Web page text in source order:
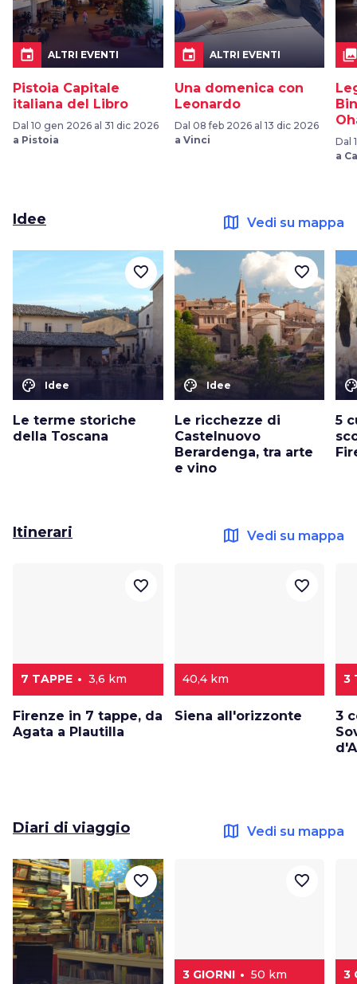
event ALTRI EVENTI
Pistoia Capitale
italiana del Libro
Dal 10 gen 2026 al 31 dic 2026
a Pistoia
event ALTRI EVENTI
Una domenica con
Leonardo
Dal 08 feb 2026 al 13 dic 2026
a Vinci
Dal
a
Idee map Vedi su mappa
color_lens Idee
Le terme storiche
della Toscana
favorite_border
color_lens Idee
Le ricchezze di
Castelnuovo
Berardenga, tra arte
e vino
favorite_border
5
Itinerari map Vedi su mappa
7 TAPPE 3,6 km
Firenze in 7 tappe, da
Agata a Plautilla
favorite_border
40,4 km
Siena all'orizzonte
favorite_border
3
3
Diari di viaggio map Vedi su mappa
favorite_border
3 GIORNI 50 km
favorite_border
3